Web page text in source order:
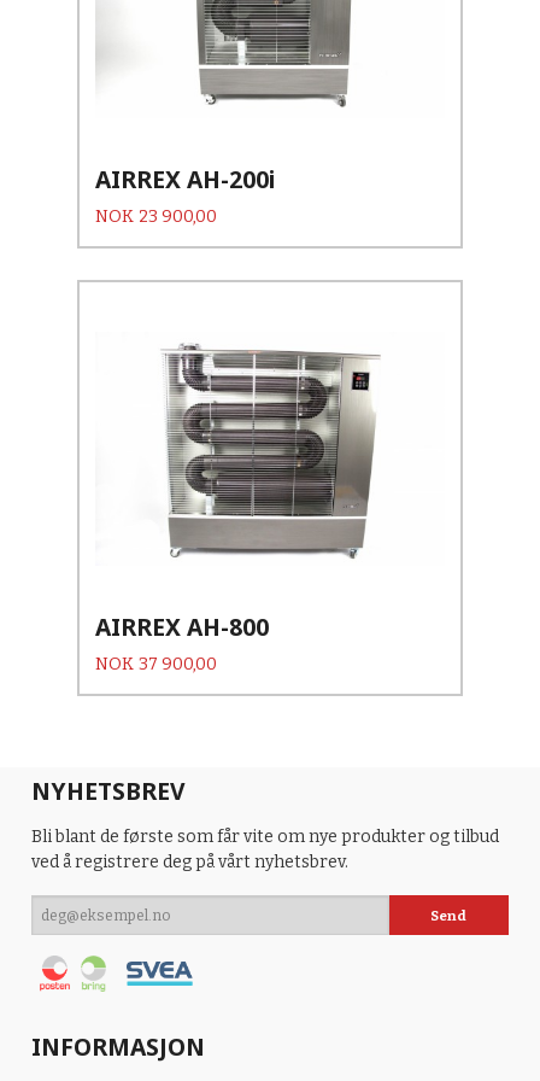
AIRREX AH-200i
Pris
NOK 23 900,00
AIRREX AH-800
Pris
NOK 37 900,00
NYHETSBREV
Bli blant de første som får vite om nye produkter og tilbud
ved å registrere deg på vårt nyhetsbrev.
INFORMASJON